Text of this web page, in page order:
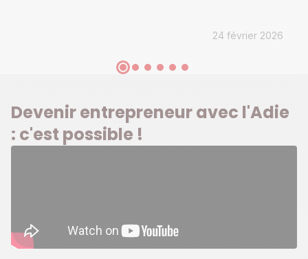
24 février 2026
Devenir entrepreneur avec l'Adie
: c'est possible !